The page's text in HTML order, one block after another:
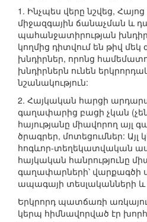
1. Ինչպես վերը նշվեց,
միջազգային ճանաչման և
պահանջատիրության
կողմից դիտվում են թիվ մեկ
խնդիրներ, որոնց
խնդիրներն ունեն
նշանակություն:
2. Հայկական հարցի
գաղափարից բացի չկան
հայությանը միավորող այլ
ծրագրեր, մոտեցումներ: Այլ
հոգևոր-տեղեկատվական
հայկական հանրությունը
գաղափարների՝ վարքագծի
ապագայի տեսլականների և
Երկրորդ պատճառի
կերպ հիմնավորված էր